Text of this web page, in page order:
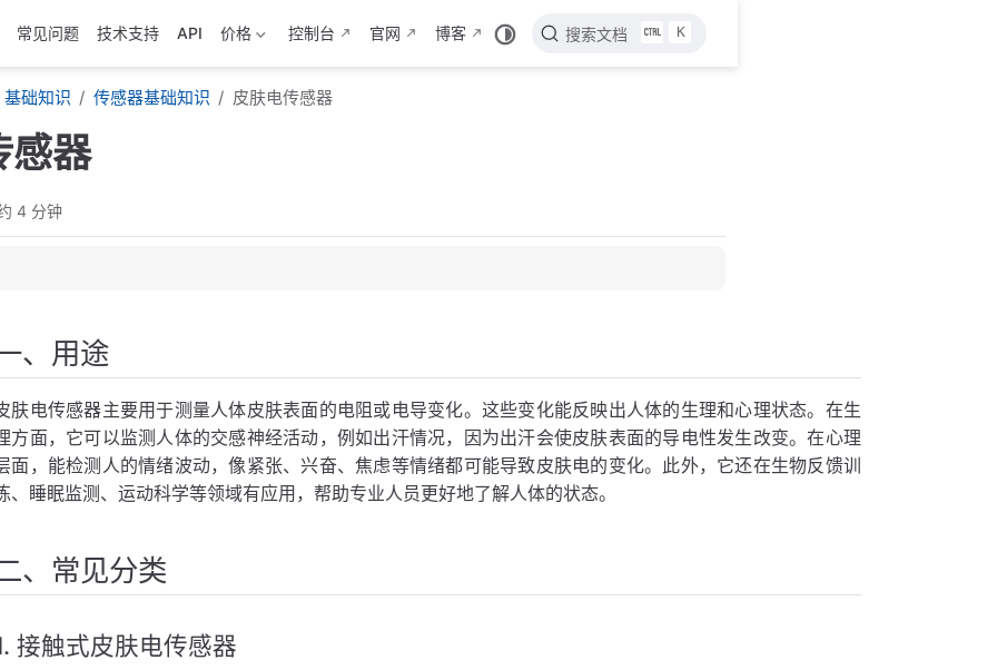
常见问题 技术支持 API 价格 控制台 官网 博客 搜索文档 K
基础知识 传感器基础知识 皮肤电传感器
感器
4 分钟
感器
传感器
、用途
肤电传感器主要用于测量人体皮肤表面的电阻或电导变化。这些变化能反映出人体的生理和心理状态。在生
方面，它可以监测人体的交感神经活动，例如出汗情况，因为出汗会使皮肤表面的导电性发生改变。在心理
面，能检测人的情绪波动，像紧张、兴奋、焦虑等情绪都可能导致皮肤电的变化。此外，它还在生物反馈训
、睡眠监测、运动科学等领域有应用，帮助专业人员更好地了解人体的状态。
、常见分类
接触式皮肤电传感器